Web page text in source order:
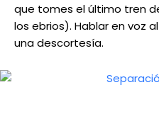
que tomes el último tren
los ebrios). Hablar en voz
una descortesía.